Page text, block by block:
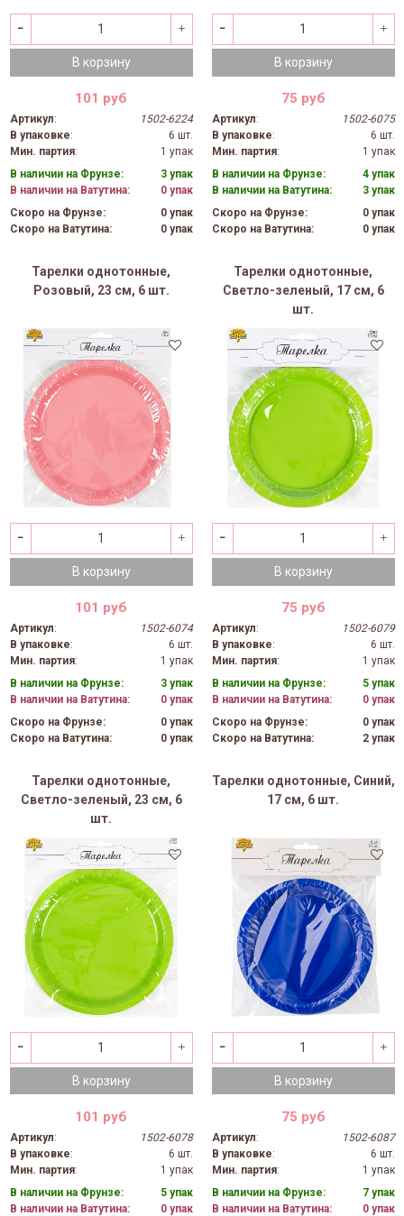
В корзину
101 руб
Артикул:
1502-6224
В упаковке:
6 шт.
Мин. партия:
1 упак
В наличии на Фрунзе:
3 упак
В наличии на Ватутина:
0 упак
Скоро на Фрунзе:
0 упак
Скоро на Ватутина:
0 упак
В корзину
75 руб
Артикул:
1502-6075
В упаковке:
6 шт.
Мин. партия:
1 упак
В наличии на Фрунзе:
4 упак
В наличии на Ватутина:
3 упак
Скоро на Фрунзе:
0 упак
Скоро на Ватутина:
0 упак
Тарелки однотонные,
Розовый, 23 см, 6 шт.
В корзину
101 руб
Артикул:
1502-6074
В упаковке:
6 шт.
Мин. партия:
1 упак
В наличии на Фрунзе:
3 упак
В наличии на Ватутина:
0 упак
Скоро на Фрунзе:
0 упак
Скоро на Ватутина:
0 упак
Тарелки однотонные,
Светло-зеленый, 17 см, 6
шт.
В корзину
75 руб
Артикул:
1502-6079
В упаковке:
6 шт.
Мин. партия:
1 упак
В наличии на Фрунзе:
5 упак
В наличии на Ватутина:
0 упак
Скоро на Фрунзе:
0 упак
Скоро на Ватутина:
2 упак
Тарелки однотонные,
Светло-зеленый, 23 см, 6
шт.
В корзину
101 руб
Артикул:
1502-6078
В упаковке:
6 шт.
Мин. партия:
1 упак
В наличии на Фрунзе:
5 упак
В наличии на Ватутина:
0 упак
Тарелки однотонные, Синий,
17 см, 6 шт.
В корзину
75 руб
Артикул:
1502-6087
В упаковке:
6 шт.
Мин. партия:
1 упак
В наличии на Фрунзе:
7 упак
В наличии на Ватутина:
0 упак